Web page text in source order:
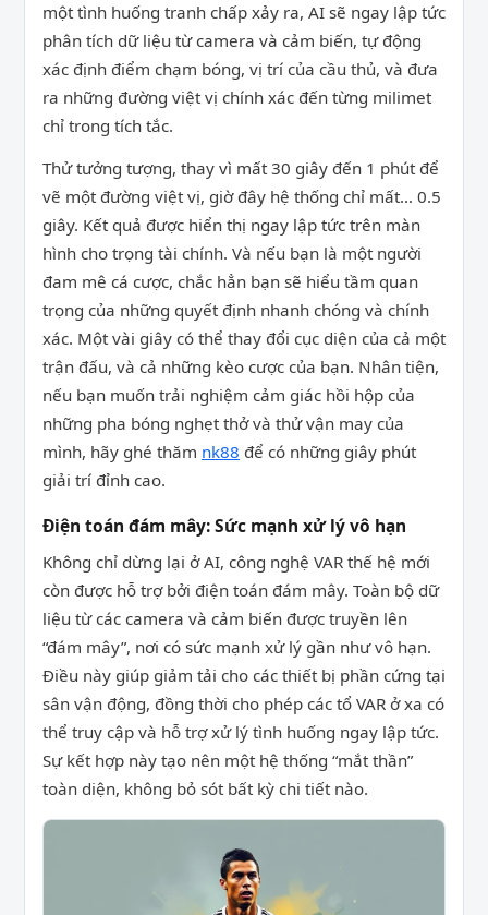
một tình huống tranh chấp xảy ra, AI sẽ ngay lập tức
phân tích dữ liệu từ camera và cảm biến, tự động
xác định điểm chạm bóng, vị trí của cầu thủ, và đưa
ra những đường việt vị chính xác đến từng milimet
chỉ trong tích tắc.
Thử tưởng tượng, thay vì mất 30 giây đến 1 phút để
vẽ một đường việt vị, giờ đây hệ thống chỉ mất… 0.5
giây. Kết quả được hiển thị ngay lập tức trên màn
hình cho trọng tài chính. Và nếu bạn là một người
đam mê cá cược, chắc hẳn bạn sẽ hiểu tầm quan
trọng của những quyết định nhanh chóng và chính
xác. Một vài giây có thể thay đổi cục diện của cả một
trận đấu, và cả những kèo cược của bạn. Nhân tiện,
nếu bạn muốn trải nghiệm cảm giác hồi hộp của
những pha bóng nghẹt thở và thử vận may của
mình, hãy ghé thăm nk88 để có những giây phút
giải trí đỉnh cao.
Điện toán đám mây: Sức mạnh xử lý vô hạn
Không chỉ dừng lại ở AI, công nghệ VAR thế hệ mới
còn được hỗ trợ bởi điện toán đám mây. Toàn bộ dữ
liệu từ các camera và cảm biến được truyền lên
“đám mây”, nơi có sức mạnh xử lý gần như vô hạn.
Điều này giúp giảm tải cho các thiết bị phần cứng tại
sân vận động, đồng thời cho phép các tổ VAR ở xa có
thể truy cập và hỗ trợ xử lý tình huống ngay lập tức.
Sự kết hợp này tạo nên một hệ thống “mắt thần”
toàn diện, không bỏ sót bất kỳ chi tiết nào.